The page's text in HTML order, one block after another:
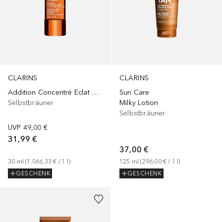
CLARINS
Addition Concentré Eclat Corps
Selbstbräuner
UVP 49,00 €
31,99 €
30 ml (1.066,33 € / 1
)
GESCHENK
CLARINS
Sun Care
Milky Lotion
Selbstbräuner
37,00 €
125 ml (296,00 € / 1 l)
GESCHENK